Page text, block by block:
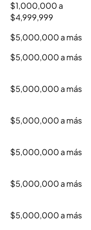
$1,000,000 a
$4,999,999
$5,000,000 a más
$5,000,000 a más
$5,000,000 a más
$5,000,000 a más
$5,000,000 a más
$5,000,000 a más
$5,000,000 a más